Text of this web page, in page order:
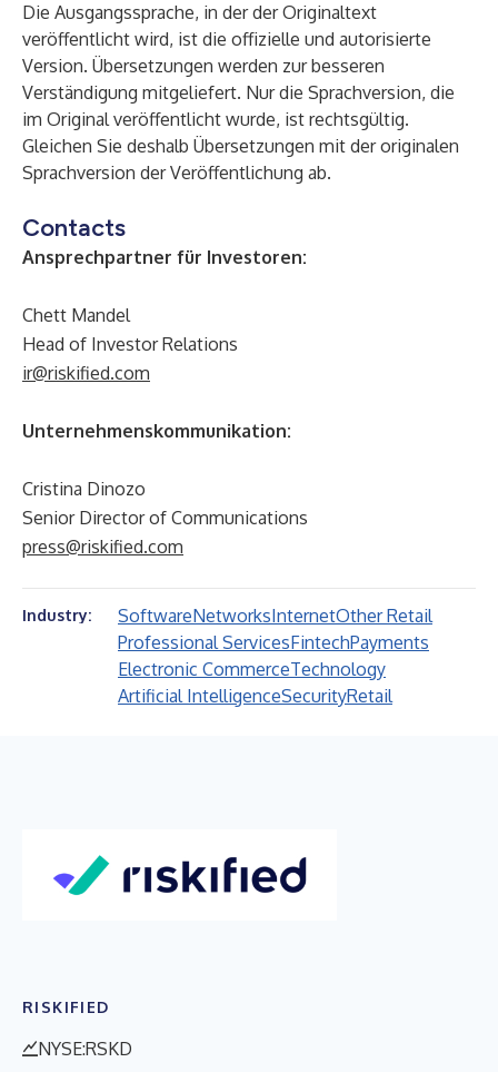
Die Ausgangssprache, in der der Originaltext
veröffentlicht wird, ist die offizielle und autorisierte
Version. Übersetzungen werden zur besseren
Verständigung mitgeliefert. Nur die Sprachversion, die
im Original veröffentlicht wurde, ist rechtsgültig.
Gleichen Sie deshalb Übersetzungen mit der originalen
Sprachversion der Veröffentlichung ab.
Contacts
Ansprechpartner für Investoren:
Chett Mandel
Head of Investor Relations
ir@riskified.com
Unternehmenskommunikation:
Cristina Dinozo
Senior Director of Communications
press@riskified.com
Industry: SoftwareNetworksInternetOther Retail
Professional ServicesFintechPayments
Electronic CommerceTechnology
Artificial IntelligenceSecurityRetail
RISKIFIED
NYSE:RSKD